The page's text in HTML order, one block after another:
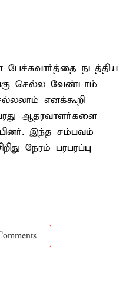
நடத்திய
செல்ல வேண்டாம்
எனக்கூறி
ஆதரவாளர்களை
இந்த சம்பவம்
நேரம் பரபரப்பு